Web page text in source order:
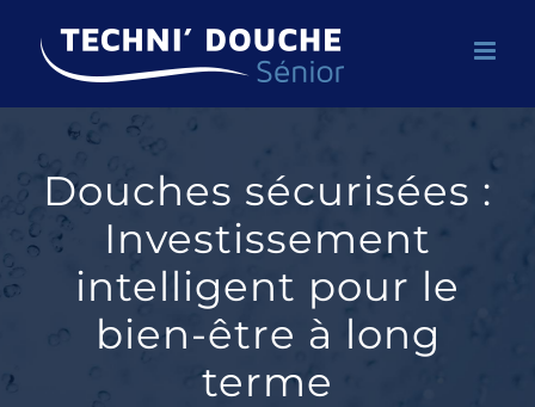
contenu
Douches sécurisées :
Investissement
intelligent pour le
bien-être à long
terme